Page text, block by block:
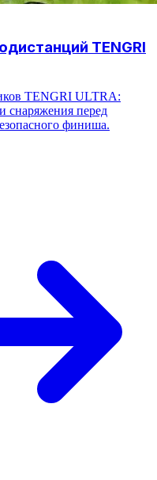
TENGRI
TENGRI ULTRA:
снаряжения перед
финиша.